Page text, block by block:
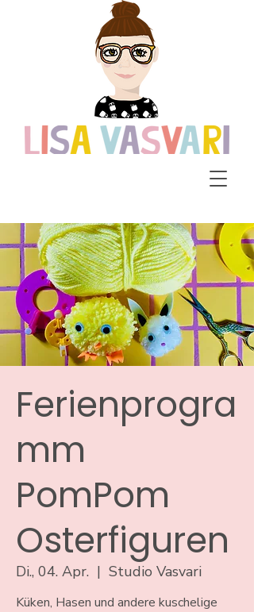
Ferienprogra
mm
PomPom
Osterfiguren
Di., 04. Apr.
  |
Studio Vasvari
Küken, Hasen und andere kuschelige